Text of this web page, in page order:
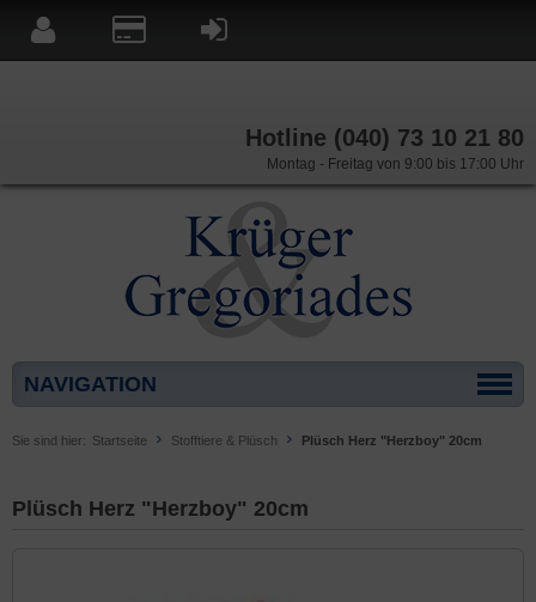
Hotline (040) 73 10 21 80
Montag - Freitag von 9:00 bis 17:00 Uhr
NAVIGATION
Sie sind hier: Startseite Stofftiere & Plüsch Plüsch Herz "Herzboy" 20cm
Plüsch Herz "Herzboy" 20cm